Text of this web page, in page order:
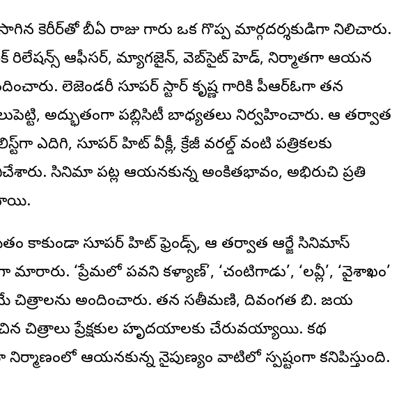
కెరీర్‌తో బీఏ రాజు గారు ఒక గొప్ప మార్గదర్శకుడిగా నిలిచారు.
రిలేషన్స్ ఆఫీసర్, మ్యాగజైన్, వెబ్‌సైట్ హెడ్, నిర్మాతగా ఆయన
లెజెండరీ సూపర్ స్టార్ కృష్ణ గారికి పీఆర్ఓగా తన
అద్భుతంగా పబ్లిసిటీ బాధ్యతలు నిర్వహించారు. ఆ తర్వాత
ఎదిగి, సూపర్ హిట్ వీక్లీ, క్రేజీ వరల్డ్ వంటి పత్రికలకు
సినిమా పట్ల ఆయనకున్న అంకితభావం, అభిరుచి ప్రతి
కాకుండా సూపర్ హిట్ ఫ్రెండ్స్, ఆ తర్వాత ఆర్జే సినిమాస్
మారారు. ‘ప్రేమలో పవని కళ్యాణ్’, ‘చంటిగాడు’, ‘లవ్లీ’, ‘వైశాఖం’
చిత్రాలను అందించారు. తన సతీమణి, దివంగత బి. జయ
చిత్రాలు ప్రేక్షకుల హృదయాలకు చేరువయ్యాయి. కథ
ఆయనకున్న నైపుణ్యం వాటిలో స్పష్టంగా కనిపిస్తుంది.